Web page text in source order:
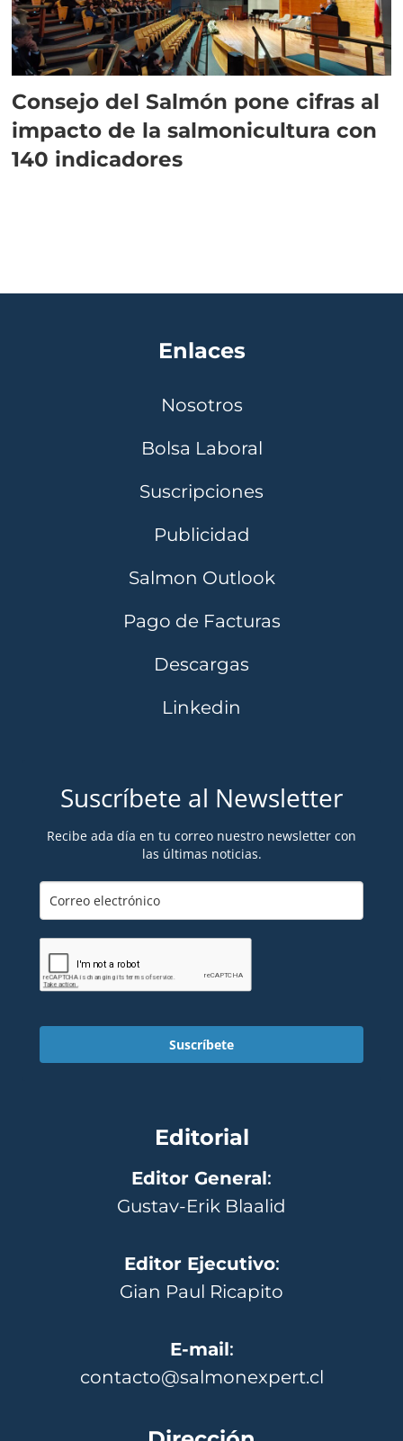
Consejo del Salmón pone cifras al
impacto de la salmonicultura con
140 indicadores
Enlaces
Nosotros
Bolsa Laboral
Suscripciones
Publicidad
Salmon Outlook
Pago de Facturas
Descargas
Linkedin
Suscríbete al Newsletter
Recibe ada día en tu correo nuestro newsletter con
las últimas noticias.
Suscríbete
Editorial
Editor General:
Gustav-Erik Blaalid
Editor Ejecutivo:
Gian Paul Ricapito
E-mail:
contacto@salmonexpert.cl